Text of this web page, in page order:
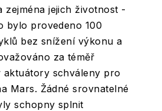
zejména jejich životnost -
bylo provedeno 100
bez snížení výkonu a
za téměř
aktuátory schváleny pro
Mars. Žádné srovnatelné
schopny splnit